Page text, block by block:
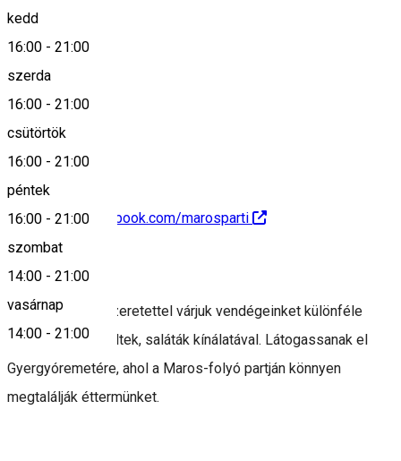
kedd
16:00 - 21:00
szerda
16:00 - 21:00
csütörtök
16:00 - 21:00
péntek
16:00 - 21:00
szombat
14:00 - 21:00
vasárnap
14:00 - 21:00
Keresd térképen
https://www.facebook.com/marosparti
Leírás
Tisztelettel és szeretettel várjuk vendégeinket különféle
pizzák, frissensültek, saláták kínálatával. Látogassanak el
Gyergyóremetére, ahol a Maros-folyó partján könnyen
megtalálják éttermünket.